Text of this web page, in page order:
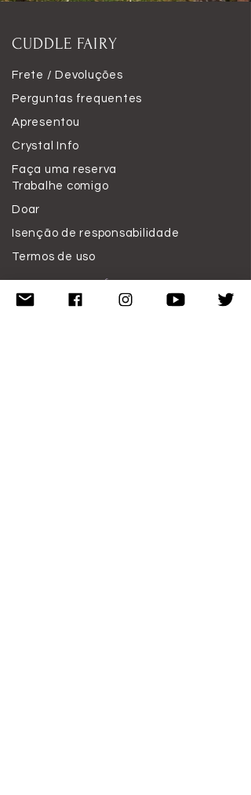
CUDDLE FAIRY
Frete / Devoluções
Perguntas frequentes
Apresentou
Crystal Info
Faça uma reserva
Trabalhe comigo
Doar
Isenção de responsabilidade
Termos de uso